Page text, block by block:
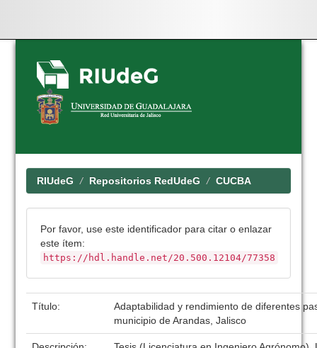
Skip
navigation
RIUdeG Repositorios RedUdeG CUCBA
Por favor, use este identificador para citar o enlazar
este ítem:
https://hdl.handle.net/20.500.12104/77358
Título:
Adaptabilidad y rendimiento de diferentes
municipio de Arandas, Jalisco